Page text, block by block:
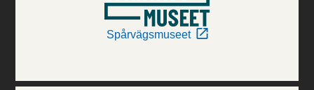
Spårvägsmuseet